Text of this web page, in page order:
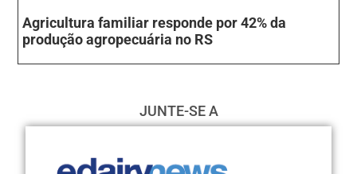
Agricultura familiar responde por 42% da
produção agropecuária no RS
JUNTE-SE A